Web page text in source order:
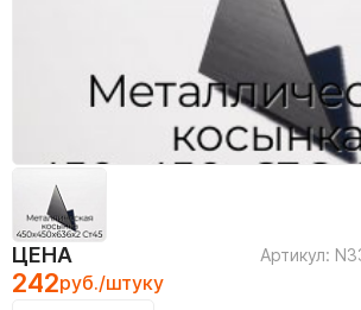
ЦЕНА Артикул:
242руб./штуку